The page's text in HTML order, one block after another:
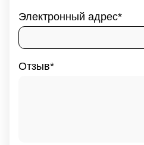
Электронный адрес
Отзыв